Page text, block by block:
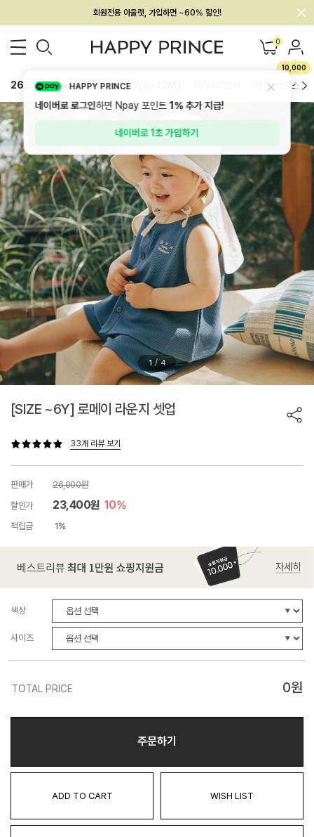
회원전용 아울렛, 가입하면 ~60% 할인!
멤버십 최대 28,000원 혜택 0
10,000
26SS 신상 BEST BABY[6~12M] 하의/레깅스
1 / 4
[SIZE ~6Y] 로메이 라운지 셋업
33개 리뷰 보기
판매가
26,000원
할인가
23,400원 10%
적립금 1%
색상
사이즈
TOTAL PRICE 0원
주문하기
ADD TO CART WISH LIST
HAPPY PRINCE
네이버로 로그인하면 Npay 포인트1%추가 지급!
네이버로 1초 가입하기